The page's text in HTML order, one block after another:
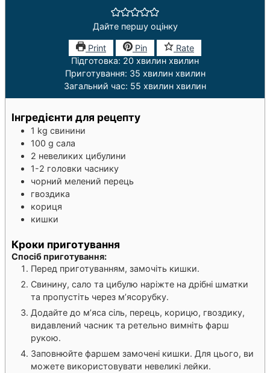
Дайте першу оцінку
Print Pin
Rate
Підготовка: 20 хвилин хвилин
Приготування: 35 хвилин хвилин
Загальний час: 55 хвилин хвилин
Інгредієнти для рецепту
1 kg свинини
100 g сала
2 невеликих цибулини
1-2 головки часнику
чорний мелений перець
гвоздика
кориця
кишки
Кроки приготування
Спосіб приготування:
Перед приготуванням, замочіть кишки.
Свинину, сало та цибулю наріжте на дрібні шматки
та пропустіть через м’ясорубку.
Додайте до м’яса сіль, перець, корицю, гвоздику,
видавлений часник та ретельно вимніть фарш
рукою.
Заповнюйте фаршем замочені кишки. Для цього, ви
можете використовувати невеликі лейки.